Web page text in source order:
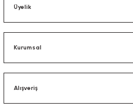
Üyelik
Kurumsal
Alışveriş